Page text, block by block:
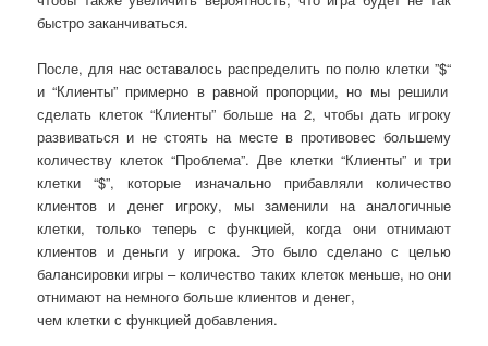
быстро заканчиваться.
После, для нас оставалось распределить по полю клетки ”$“
и“Клиенты” примерно в равной пропорции, но мы решили
сделать клеток“Клиенты”больше на 2, чтобы дать игроку
развиваться и не стоять на месте в противовес большему
количеству клеток “Проблема”.Две клетки “Клиенты” и три
клетки “$”, которые изначально прибавляли количество
клиентов и денег игроку, мы заменили на аналогичные
клетки, только теперь с функцией, когда они отнимают
клиентов и деньги у игрока. Это было сделано с целью
балансировки игры – количество таких клеток меньше, но они
отнимают на немного больше клиентов и денег,
чем клетки с функцией добавления.